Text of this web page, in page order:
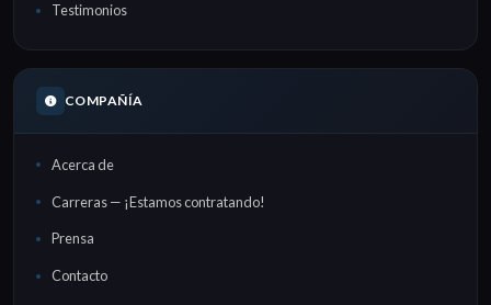
Testimonios
COMPAÑÍA
Acerca de
Carreras — ¡Estamos contratando!
Prensa
Contacto